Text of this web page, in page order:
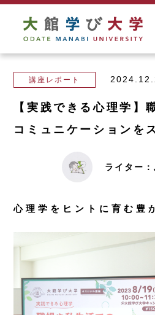
講座レポート
【実践できる心理学】
コミュニケーションを
ライター
心理学をヒントに育む豊